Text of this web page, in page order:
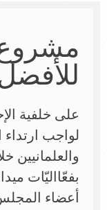
مشروع
على خلفية
لواجب
والعلمانيين
بفعّااليّات
أعضاء